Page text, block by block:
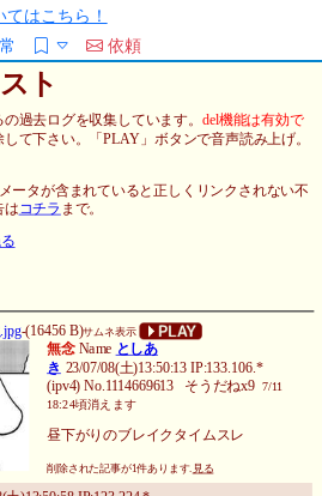
はこちら！
依頼